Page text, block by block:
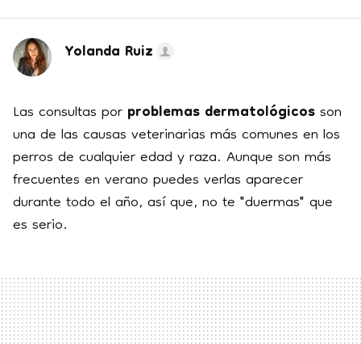
Yolanda Ruiz
Las consultas porproblemas dermatológicosson
una de las causas veterinarias más comunes en los
perros de cualquier edad y raza. Aunque son más
frecuentes en verano puedes verlas aparecer
durante todo el año, así que, no te "duermas" que
es serio.